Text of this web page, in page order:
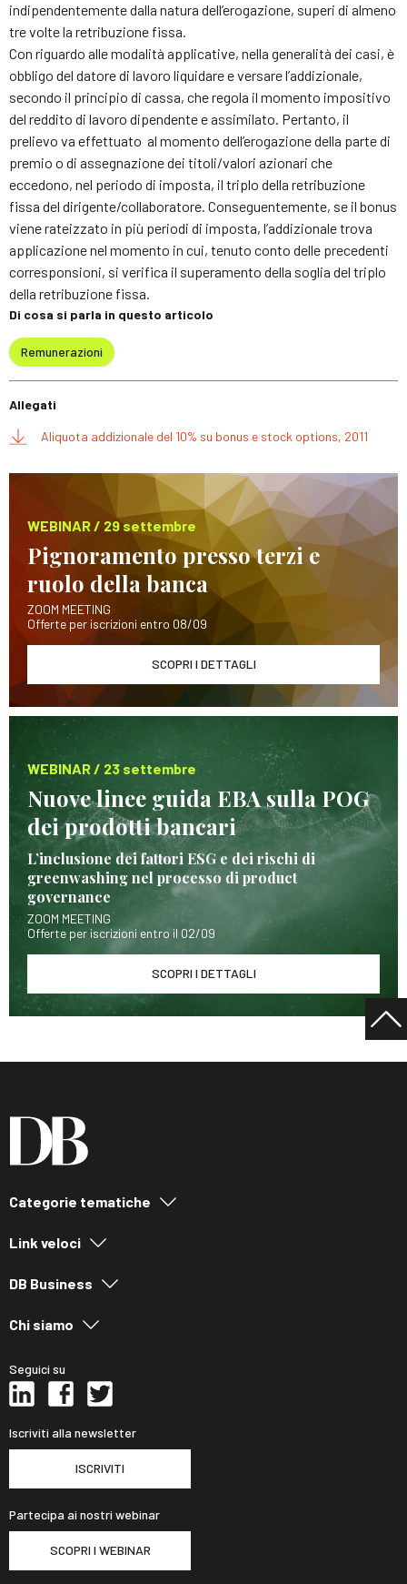
indipendentemente dalla natura dell’erogazione, superi di almeno
tre volte la retribuzione fissa.
Con riguardo alle modalità applicative, nella generalità dei casi, è
obbligo del datore di lavoro liquidare e versare l’addizionale,
secondo il principio di cassa, che regola il momento impositivo
del reddito di lavoro dipendente e assimilato. Pertanto, il
prelievo va effettuato al momento dell’erogazione della parte di
premio o di assegnazione dei titoli/valori azionari che
eccedono, nel periodo di imposta, il triplo della retribuzione
fissa del dirigente/collaboratore. Conseguentemente, se il bonus
viene rateizzato in più periodi di imposta, l’addizionale trova
applicazione nel momento in cui, tenuto conto delle precedenti
corresponsioni, si verifica il superamento della soglia del triplo
della retribuzione fissa.
Di cosa si parla in questo articolo
Remunerazioni
Allegati
Aliquota addizionale del 10% su bonus e stock options, 2011
WEBINAR / 29 settembre
Pignoramento presso terzi e
ruolo della banca
ZOOM MEETING
Offerte per iscrizioni entro 08/09
SCOPRI I DETTAGLI
WEBINAR / 23 settembre
Nuove linee guida EBA sulla POG
dei prodotti bancari
L’inclusione dei fattori ESG e dei rischi di
greenwashing nel processo di product
governance
ZOOM MEETING
Offerte per iscrizioni entro il 02/09
SCOPRI I DETTAGLI
Categorie tematiche
Link veloci
DB Business
Chi siamo
Seguici su
Iscriviti alla newsletter
ISCRIVITI
Partecipa ai nostri webinar
SCOPRI I WEBINAR